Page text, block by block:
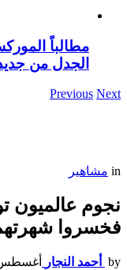
مطالباً
الجدل من
Previous Next
in مشاهير
نجوم عالميون
فخسروا
by أحمد النجار أغسطس 31, 2021,